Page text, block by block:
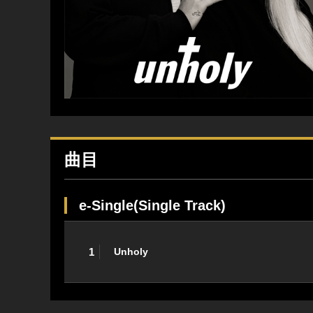
曲目
e-Single(Single Track)
1 Unholy